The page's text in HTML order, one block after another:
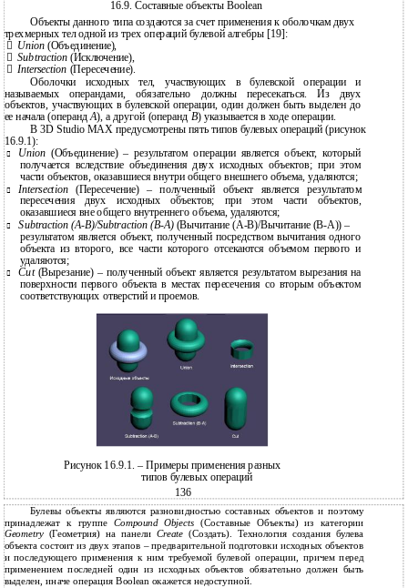
16.9. Составные объекты Boolean
Объекты данного типа создаются за счет применения к оболочкам двух
трехмерных тел одной из трех операций булевой алгебры [19]:
 Union(Объединение),
 Subtraction(Исключение),
 Intersection (Пересечение).
Оболочки исходных тел, участвующих в булевской операции и
называемых операндами, обязательно должны пересекаться. Из двух
объектов, участвующих в булевской операции, один должен быть выделен до
ее начала (операндА), а другой (операнд В) указывается в ходе операции.
В 3D Studio MAX предусмотрены пять типов булевых операций (рисунок
16.9.1):
 Union(Объединение) – результатом операции является объект, который
получается вследствие объединения двух исходных объектов; при этом
части объектов, оказавшиеся внутри общего внешнего объема, удаляются;
 Intersection(Пересечение) – полученный объект является результатом
пересечения двух исходных объектов; при этом части объектов,
оказавшиеся вне общего внутреннего объема, удаляются;
 Subtraction(A-B)/Subtraction (B-A) (Вычитание(A-B)/Вычитание (B-A))–
результатом является объект, полученный посредством вычитания одного
объекта из второго, все части которого отсекаются объемом первого и
удаляются;
 Cut (Вырезание) – полученный объект является результатом вырезания на
поверхности первого объекта в местах пересечения со вторым объектом
соответствующих отверстий и проемов.
Рисунок 16.9.1. – Примеры применения разных
типов булевых операций
136
Булевы объекты являются разновидностью составных объектов и поэтому
принадлежат к группе Compound Objects(Составные Объекты) из категории
Geometry (Геометрия) на панелиCreate(Создать). Технология создания булева
объекта состоит из двух этапов – предварительной подготовки исходных объектов
и последующего применения к ним требуемой булевой операции, причем перед
применением последней один из исходных объектов обязательно должен быть
выделен, иначе операция Boolean окажется недоступной.